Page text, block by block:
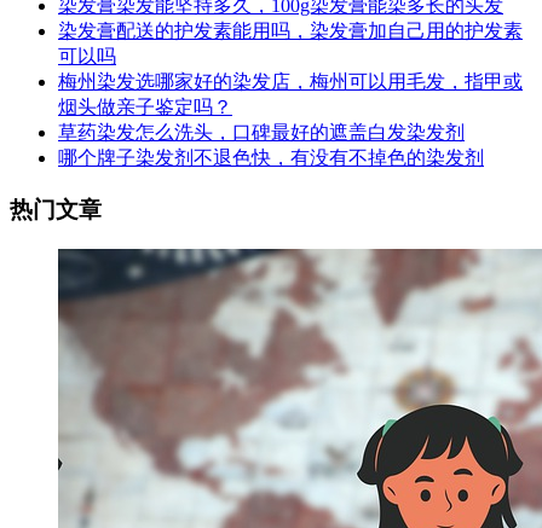
染发膏染发能坚持多久，100g染发膏能染多长的头发
染发膏配送的护发素能用吗，染发膏加自己用的护发素
可以吗
梅州染发选哪家好的染发店，梅州可以用毛发，指甲或
烟头做亲子鉴定吗？
草药染发怎么洗头，口碑最好的遮盖白发染发剂
哪个牌子染发剂不退色快，有没有不掉色的染发剂
热门文章